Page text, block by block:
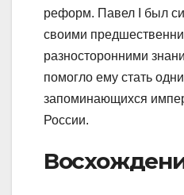
реформ. Павел I был
своими
разносторонними
помогло ему стать
запоминающихся
России.